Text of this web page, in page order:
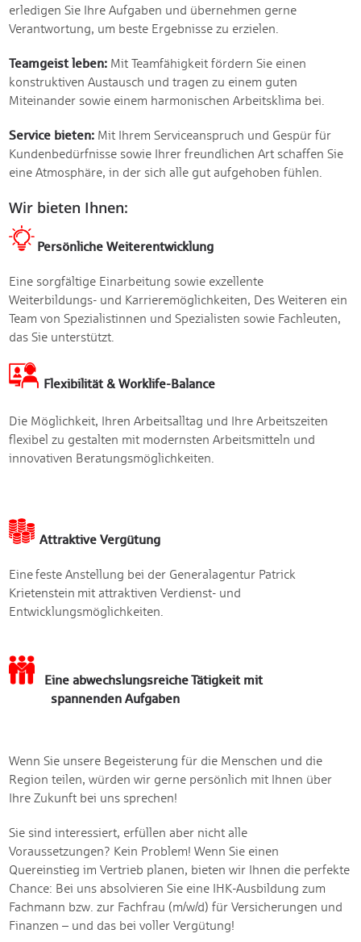
erledigen Sie Ihre Aufgaben und übernehmen gerne
Verantwortung, um beste Ergebnisse zu erzielen.
Teamgeist leben: Mit Teamfähigkeit fördern Sie einen
konstruktiven Austausch und tragen zu einem guten
Miteinander sowie einem harmonischen Arbeitsklima bei.
Service bieten: Mit Ihrem Serviceanspruch und Gespür für
Kundenbedürfnisse sowie Ihrer freundlichen Art schaffen Sie
eine Atmosphäre, in der sich alle gut aufgehoben fühlen.
Wir bieten Ihnen:
Persönliche Weiterentwicklung
Eine sorgfältige Einarbeitung sowie exzellente
Weiterbildungs- und Karrieremöglichkeiten, Des Weiteren ein
Team von Spezialistinnen und Spezialisten sowie Fachleuten,
das Sie unterstützt.
Flexibilität & Worklife-Balance
Die Möglichkeit, Ihren Arbeitsalltag und Ihre Arbeitszeiten
flexibel zu gestalten mit modernsten Arbeitsmitteln und
innovativen Beratungsmöglichkeiten.
Attraktive Vergütung
Eine feste Anstellung bei der Generalagentur Patrick
Krietenstein mit attraktiven Verdienst- und
Entwicklungsmöglichkeiten.
Eine abwechslungsreiche Tätigkeit mit
spannenden Aufgaben
Wenn Sie unsere Begeisterung für die Menschen und die
Region teilen, würden wir gerne persönlich mit Ihnen über
Ihre Zukunft bei uns sprechen!
Sie sind interessiert, erfüllen aber nicht alle
Voraussetzungen? Kein Problem! Wenn Sie einen
Quereinstieg im Vertrieb planen, bieten wir Ihnen die perfekte
Chance: Bei uns absolvieren Sie eine IHK-Ausbildung zum
Fachmann bzw. zur Fachfrau (m/w/d) für Versicherungen und
Finanzen – und das bei voller Vergütung!